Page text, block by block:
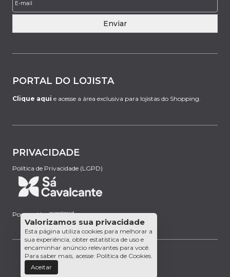
Enviar
PORTAL DO LOJISTA
Clique aqui e acesse a área exclusiva para lojistas do Shopping.
PRIVACIDADE
Política de Privacidade (LGPD)
Powered by:
Valorizamos sua privacidade
Esta página utiliza cookies para melhorar a
sua experiência, obter estatística de uso e
encaminhar anúncio relevantes para você.
Para saber mais, acesse: Política de Cookies.
Aceitar